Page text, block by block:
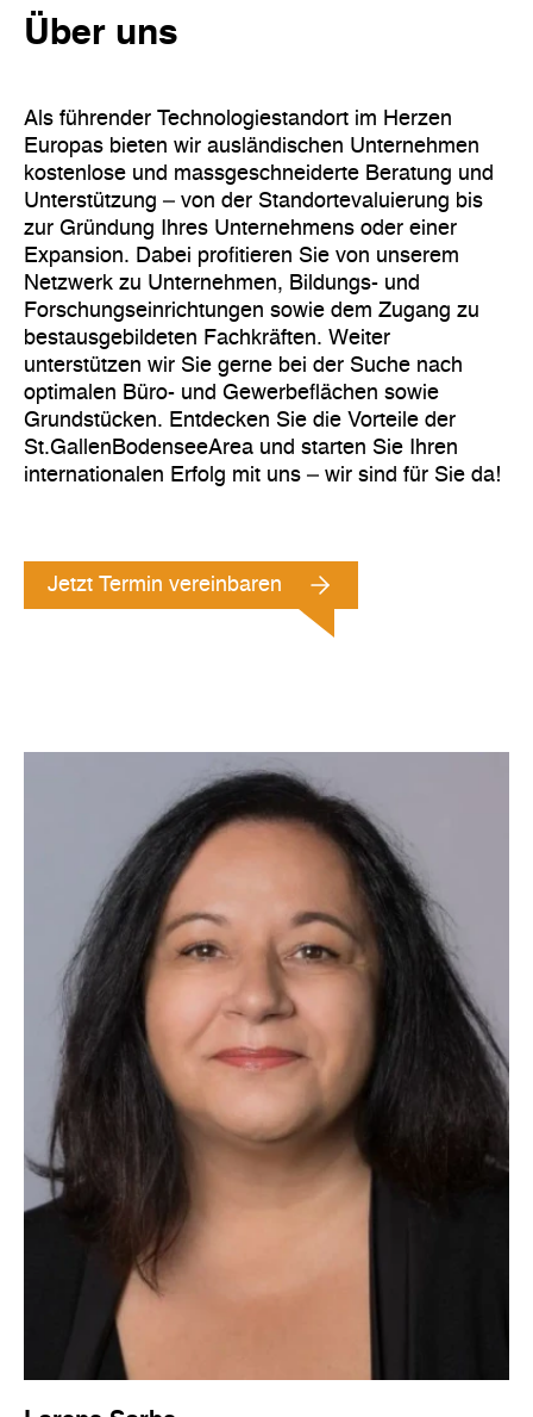
Über uns
Als führender Technologiestandort im Herzen
Europas bieten wir ausländischen Unternehmen
kostenlose und massgeschneiderte Beratung und
Unterstützung – von der Standortevaluierung bis
zur Gründung Ihres Unternehmens oder einer
Expansion. Dabei profitieren Sie von unserem
Netzwerk zu Unternehmen, Bildungs- und
Forschungseinrichtungen sowie dem Zugang zu
bestausgebildeten Fachkräften. Weiter
unterstützen wir Sie gerne bei der Suche nach
optimalen Büro- und Gewerbeflächen sowie
Grundstücken. Entdecken Sie die Vorteile der
St.GallenBodenseeArea und starten Sie Ihren
internationalen Erfolg mit uns – wir sind für Sie da!
Jetzt Termin vereinbaren